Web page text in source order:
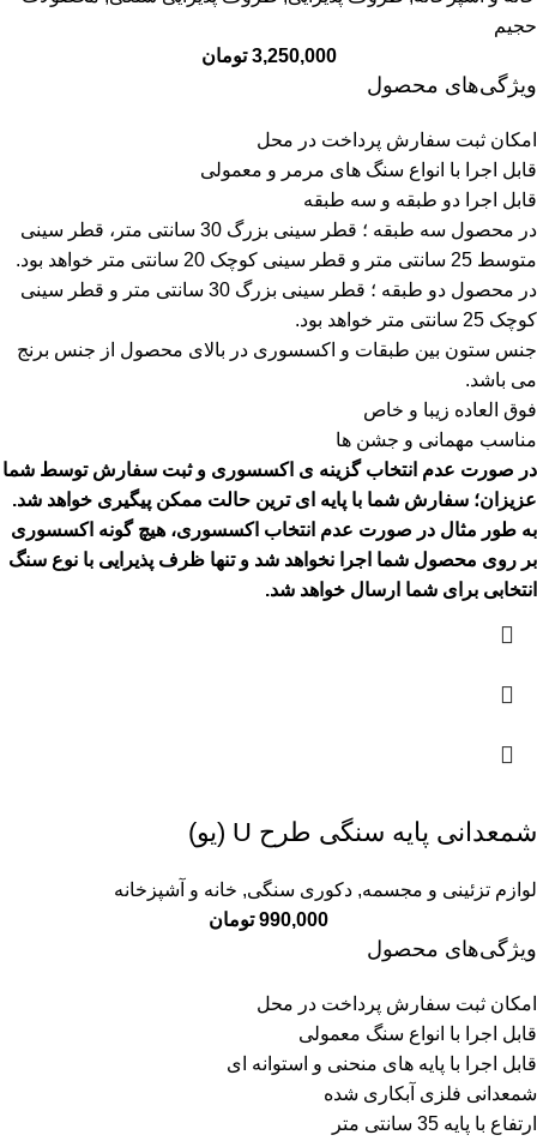
حجیم
3,250,000 تومان
ویژگی‌های محصول
امکان ثبت سفارش پرداخت در محل
قابل اجرا با انواع سنگ های مرمر و معمولی
قابل اجرا دو طبقه و سه طبقه
در محصول سه طبقه ؛ قطر سینی بزرگ 30 سانتی متر، قطر سینی
متوسط 25 سانتی متر و قطر سینی کوچک 20 سانتی متر خواهد بود.
در محصول دو طبقه ؛ قطر سینی بزرگ 30 سانتی متر و قطر سینی
کوچک 25 سانتی متر خواهد بود.
جنس ستون بین طبقات و اکسسوری در بالای محصول از جنس برنج
می باشد.
فوق العاده زیبا و خاص
مناسب مهمانی و جشن ها
در صورت عدم انتخاب گزینه ی اکسسوری و ثبت سفارش توسط شما
عزیزان؛ سفارش شما با پایه ای ترین حالت ممکن پیگیری خواهد شد.
به طور مثال در صورت عدم انتخاب اکسسوری، هیچ گونه اکسسوری
بر روی محصول شما اجرا نخواهد شد و تنها ظرف پذیرایی با نوع سنگ
انتخابی برای شما ارسال خواهد شد.
شمعدانی پایه سنگی طرح U (یو)
لوازم تزئینی و مجسمه, دکوری سنگی, خانه و آشپزخانه
990,000 تومان
ویژگی‌های محصول
امکان ثبت سفارش پرداخت در محل
قابل اجرا با انواع سنگ معمولی
قابل اجرا با پایه های منحنی و استوانه ای
شمعدانی فلزی آبکاری شده
ارتفاع با پایه 35 سانتی متر